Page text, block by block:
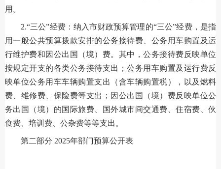
用。
2.“三公”经费：纳入市财政预算管理的“三公”经费，是指
用一般公共预算拨款安排的公务接待费、公务用车购置及运
行维护费和因公出国（境）费。其中，公务接待费反映单位
按规定开支的各类公务接待支出；公务用车购置及运行费反
映单位公务用车车辆购置支出（含车辆购置税），以及燃料
费、维修费、保险费等支出；因公出国（境）费反映单位公
务出国（境）的国际旅费、国外城市间交通费、住宿费、伙
食费、培训费、公杂费等等支出。
第二部分 2025年部门预算公开表